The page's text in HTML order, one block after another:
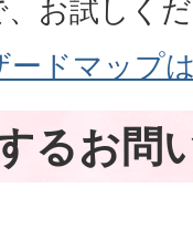
お試しく
ードマップ
るお問